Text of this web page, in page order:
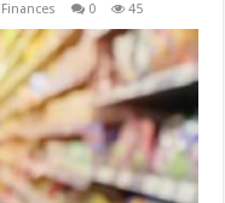
Finances 0 45